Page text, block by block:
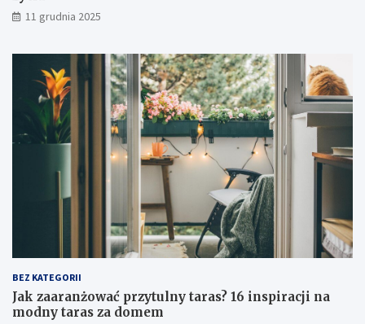
t
j
11 grudnia 2025
BEZ KATEGORII
Jak zaaranżować przytulny taras? 16 inspiracji na
modny taras za domem